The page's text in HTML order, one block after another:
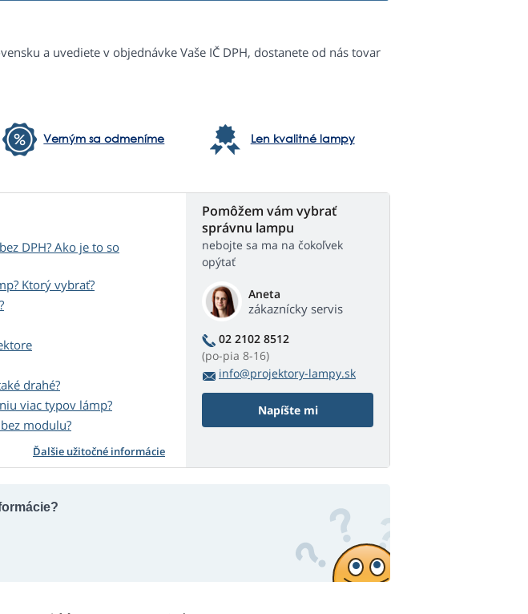
a uvediete v objednávke Vaše IČ DPH, dostanete od nás tovar
Verným sa odmeníme Len kvalitné lampy
DPH? Ako je to so
Ktorý vybrať?
drahé?
viac typov lámp?
modulu?
Ďalšie užitočné informácie
Pomôžem vám vybrať
správnu lampu
nebojte sa ma na čokoľvek
opýtať
Aneta
zákaznícky servis
02 2102 8512
(po-pia 8-16)
info@projektory-lampy.sk
Napíšte mi